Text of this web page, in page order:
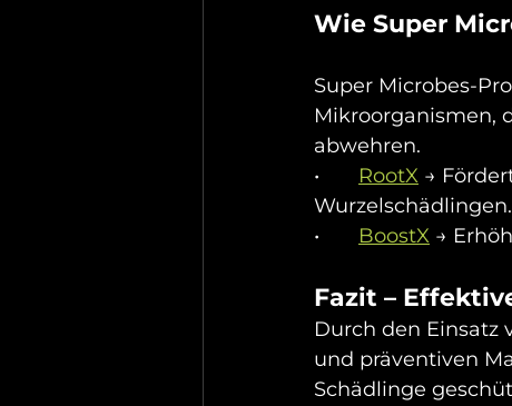
Wie Super
Super Microbes-
Mikroorganismen,
abwehren.
RootX →
Wurzelschädlingen.
BoostX →
Fazit –
Durch den Einsatz
und präventiven
Schädlinge